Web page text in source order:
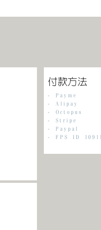
​付款方法
- Payme
-Alipay
- Octopus
- Stripe
- Paypal
- FPS ID